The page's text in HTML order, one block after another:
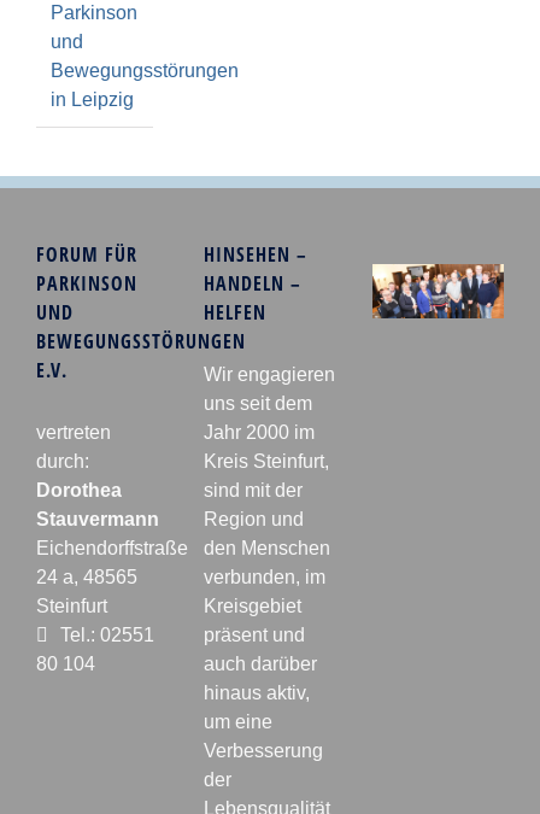
Parkinson
und
Bewegungsstörungen
in Leipzig
FORUM FÜR
PARKINSON
UND
BEWEGUNGSSTÖRUNGEN
E.V.
vertreten
durch:
Dorothea
Stauvermann
Eichendorffstraße
24 a, 48565
Steinfurt
Tel.: 02551
80 104
HINSEHEN –
HANDELN –
HELFEN
Wir engagieren
uns seit dem
Jahr 2000 im
Kreis Steinfurt,
sind mit der
Region und
den Menschen
verbunden, im
Kreisgebiet
präsent und
auch darüber
hinaus aktiv,
um eine
Verbesserung
der
Lebensqualität